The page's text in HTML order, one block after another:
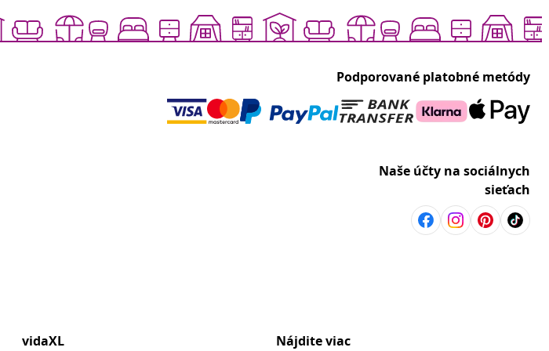
Podporované platobné metódy
Naše účty na sociálnych
sieťach
vidaXL Nájdite viac